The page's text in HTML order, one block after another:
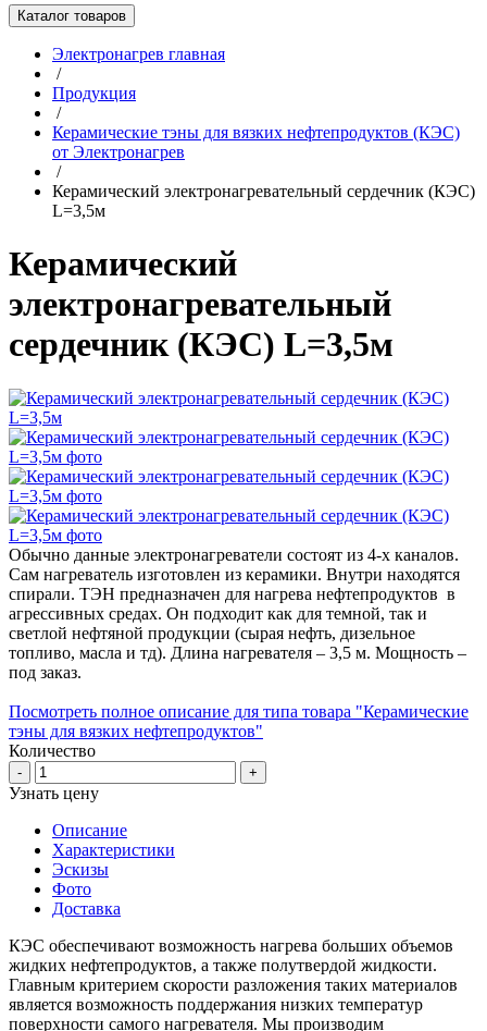
Каталог товаров
Электронагрев главная
/
Продукция
/
Керамические тэны для вязких нефтепродуктов (КЭС)
от Электронагрев
/
Керамический электронагревательный сердечник (КЭС)
L=3,5м
Керамический
электронагревательный
сердечник (КЭС) L=3,5м
Обычно данные электронагреватели состоят из 4-х каналов.
Сам нагреватель изготовлен из керамики. Внутри находятся
спирали. ТЭН предназначен для нагрева нефтепродуктов в
агрессивных средах. Он подходит как для темной, так и
светлой нефтяной продукции (сырая нефть, дизельное
топливо, масла и тд). Длина нагревателя – 3,5 м. Мощность –
под заказ.
Посмотреть полное описание для типа товара "Керамические
тэны для вязких нефтепродуктов"
Количество
- +
Узнать цену
Описание
Характеристики
Эскизы
Фото
Доставка
КЭС обеспечивают возможность нагрева больших объемов
жидких нефтепродуктов, а также полутвердой жидкости.
Главным критерием скорости разложения таких материалов
является возможность поддержания низких температур
поверхности самого нагревателя. Мы производим